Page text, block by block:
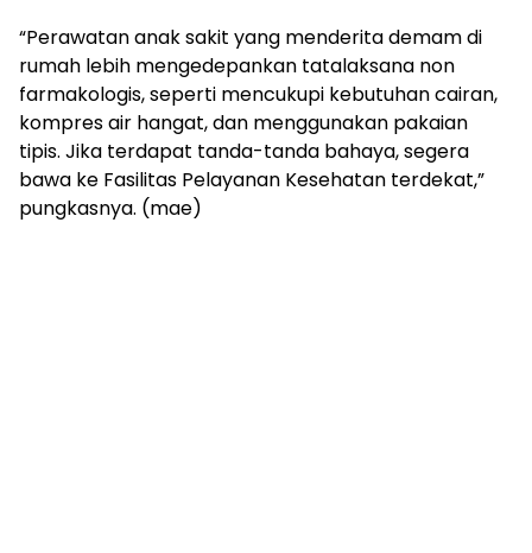
“Perawatan anak sakit yang menderita demam di
rumah lebih mengedepankan tatalaksana non
farmakologis, seperti mencukupi kebutuhan cairan,
kompres air hangat, dan menggunakan pakaian
tipis. Jika terdapat tanda-tanda bahaya, segera
bawa ke Fasilitas Pelayanan Kesehatan terdekat,”
pungkasnya. (mae)